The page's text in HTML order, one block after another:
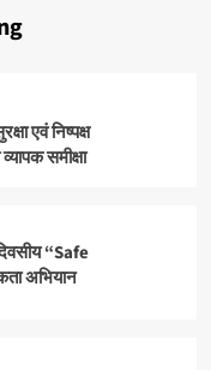
एवं निष्पक्ष
समीक्षा
“Safe
अभियान